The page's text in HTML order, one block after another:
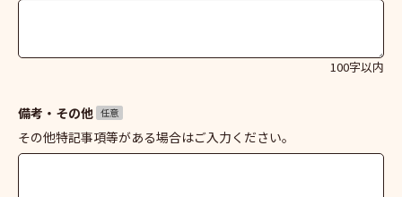
100字以内
備考・その他 任意
その他特記事項等がある場合はご入力ください。